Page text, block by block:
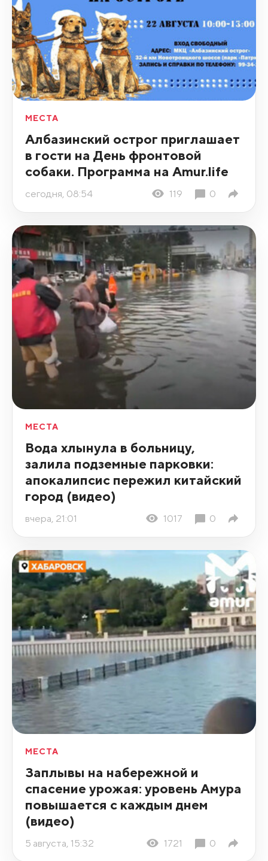
МЕСТА
Албазинский острог приглашает
в гости на День фронтовой
собаки. Программа на Amur.life
сегодня, 08:54 119 0
МЕСТА
Вода хлынула в больницу,
залила подземные парковки:
апокалипсис пережил китайский
город (видео)
вчера, 21:01 1017 0
МЕСТА
Заплывы на набережной и
спасение урожая: уровень Амура
повышается с каждым днем
(видео)
5 августа, 15:32 1721 0